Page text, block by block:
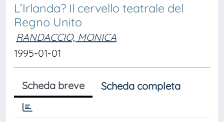
L’Irlanda? Il cervello teatrale del
Regno Unito
RANDACCIO, MONICA
1995-01-01
Scheda breve Scheda completa